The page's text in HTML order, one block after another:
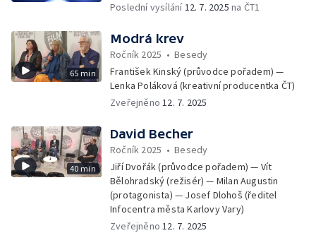
Poslední vysílání12. 7. 2025 na ČT1
65 min
Modrá krev
Ročník 2025 •Besedy
František Kinský (průvodce pořadem) —
Lenka Poláková (kreativní producentka ČT)
Zveřejněno12. 7. 2025
40 min
David Becher
Ročník 2025 •Besedy
Jiří Dvořák (průvodce pořadem) — Vít
Bělohradský (režisér) — Milan Augustin
(protagonista) — Josef Dlohoš (ředitel
Infocentra města Karlovy Vary)
Zveřejněno12. 7. 2025